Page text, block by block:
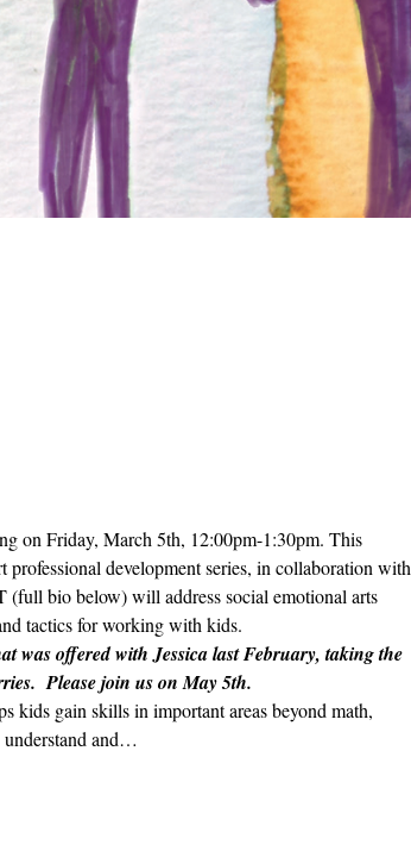
on Friday, March 5th, 12:00pm-1:30pm. This
development series, in collaboration with
bio below) will address social emotional arts
tactics for working with kids.
was offered with Jessica last February, taking the
Please join us on May 5th.
kids gain skills in important areas beyond math,
understand and…